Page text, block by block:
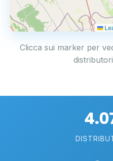
Clicca sui marker per